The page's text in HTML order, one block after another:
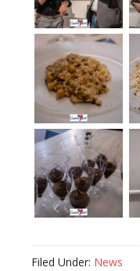
Filed Under: News